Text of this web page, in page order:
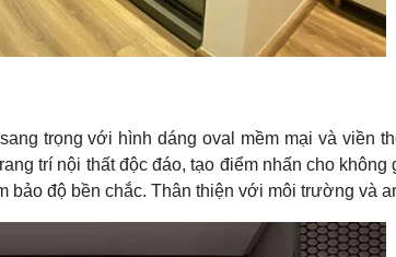
trọng với hình dáng oval mềm mại và viền
trí nội thất độc đáo, tạo điểm nhấn cho không
độ bền chắc. Thân thiện với môi trường và